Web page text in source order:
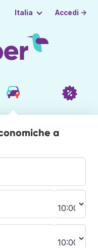
Italia Accedi →
a